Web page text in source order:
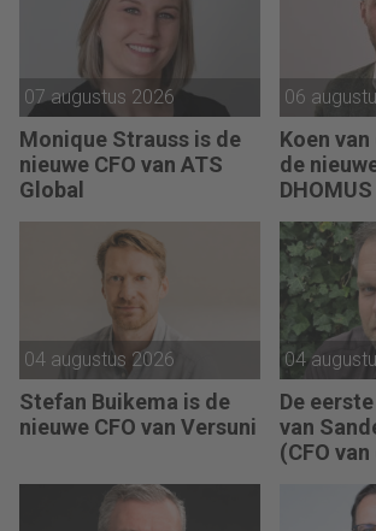
07 augustus 2026
Monique Strauss is de
nieuwe CFO van ATS
Global
06
Koen
de
DHOMUS
04 augustus 2026
Stefan Buikema is de
nieuwe CFO van Versuni
04
De
van
(CFO van
sturing